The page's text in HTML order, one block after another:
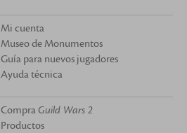
Mi cuenta
Museo de Monumentos
Guía para nuevos jugadores
Ayuda técnica
CompraGuild Wars 2
Productos